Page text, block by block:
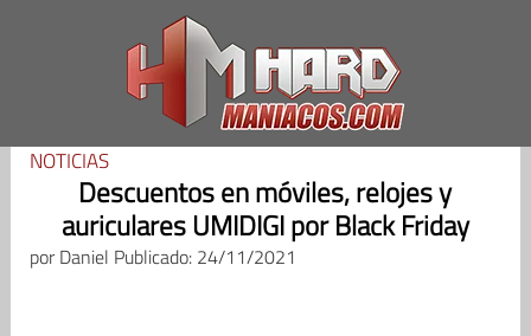
NOTICIAS
Descuentos en móviles, relojes y
auriculares UMIDIGI por Black Friday
porDaniel Publicado: 24/11/2021